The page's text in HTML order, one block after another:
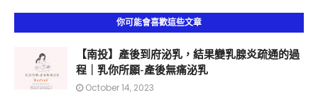
你可能會喜歡這些文章
【南投】產後到府泌乳，結果變乳腺炎疏通的過
程｜乳你所願-產後無痛泌乳
October 14, 2023